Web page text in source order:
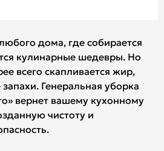
дома, где собирается
кулинарные шедевры. Но
всего скапливается жир,
Генеральная уборка
вернет вашему кухонному
чистоту и